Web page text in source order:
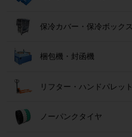
保冷カバー・保冷ボックス
梱包機・封函機
リフター・ハンドパレット
ノーパンクタイヤ